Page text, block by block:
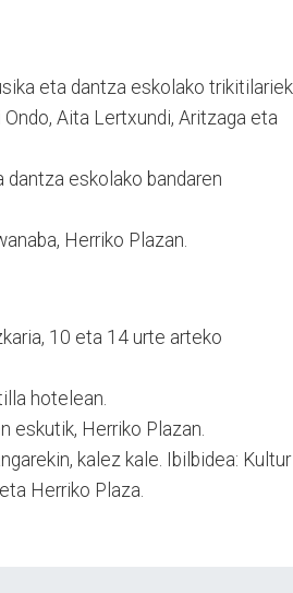
eta dantza eskolako
Ondo, Aita Lertxundi, Aritzaga eta
dantza eskolako bandaren
Herriko Plazan.
10 eta 14 urte arteko
hotelean.
eskutik, Herriko Plazan.
kalez kale. Ibilbidea: Kultur
Herriko Plaza.